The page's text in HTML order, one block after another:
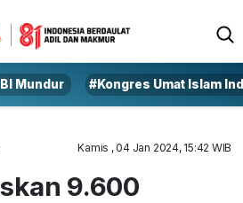
Mundur #Kongres Umat Islam
Kamis , 04 Jan 2024, 15:42 WIB
9.600